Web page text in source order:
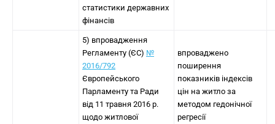
статистики державних
фінансів
5) впровадження
Регламенту (ЄС) №
2016/792
Європейського
Парламенту та Ради
від 11 травня 2016 р.
щодо житлової
впроваджено
поширення
показників індексів
цін на житло за
методом гедонічної
регресії